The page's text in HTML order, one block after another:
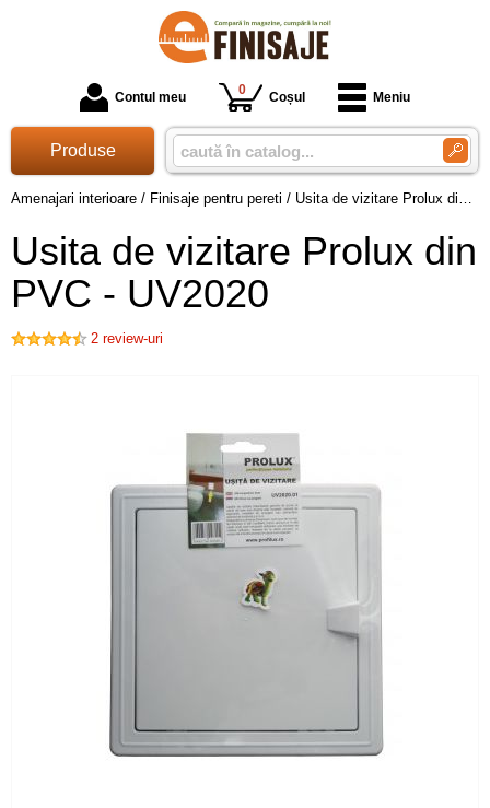
Contul meu 0 Coșul Meniu
Produse
Amenajari interioare / Finisaje pentru pereti / Usita de vizitare Prolux din PVC - UV2020
Usita de vizitare Prolux din
PVC - UV2020
2 review-uri